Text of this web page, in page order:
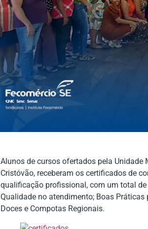
Alunos de cursos ofertados pela Unidade
Cristóvão, receberam os certificados de
qualificação profissional, com um total
Qualidade no atendimento; Boas Práticas
Doces e Compotas Regionais.